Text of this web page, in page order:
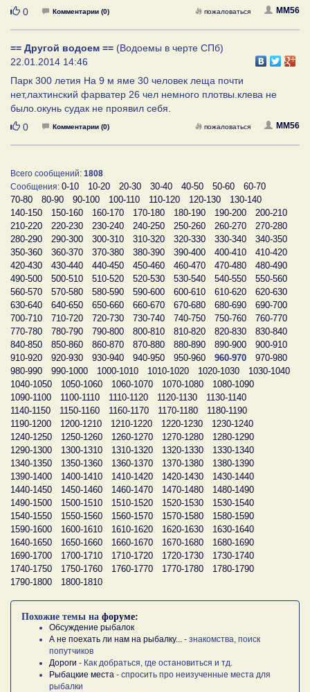
Нравится
0 Комментарии (0) MM56
пожаловаться
== Другой водоем == (Водоемы в черте СПб)
22.01.2014 14:46
Парк 300 летия На 9 м яме 30 человек леща почти
нет,лахтинский фарватер 26 чел немного плотвы.клева не
было.окунь судак не проявил себя.
Нравится
0 Комментарии (0) MM56
пожаловаться
Всего сообщений: 1808
Сообщения: 0-10 10-20 20-30 30-40 40-50 50-60
60-70
70-80
80-90 90-100 100-110 110-120 120-130
130-140
140-150
150-160 160-170 170-180 180-190 190-200
200-210
210-220
220-230 230-240 240-250 250-260 260-270
270-280
280-290
290-300 300-310 310-320 320-330 330-340
340-350
350-360
360-370 370-380 380-390 390-400 400-410
410-420
420-430
430-440 440-450 450-460 460-470 470-480
480-490
490-500
500-510 510-520 520-530 530-540 540-550
550-560
560-570
570-580 580-590 590-600 600-610 610-620
620-630
630-640
640-650 650-660 660-670 670-680 680-690
690-700
700-710
710-720 720-730 730-740 740-750 750-760
760-770
770-780
780-790 790-800 800-810 810-820 820-830
830-840
840-850
850-860 860-870 870-880 880-890 890-900
900-910
910-920
920-930 930-940 940-950 950-960 960-970
970-980
980-990
990-1000 1000-1010 1010-1020 1020-1030
1030-1040
1040-1050
1050-1060 1060-1070 1070-1080
1080-1090
1090-1100
1100-1110 1110-1120 1120-1130
1130-1140
1140-1150
1150-1160 1160-1170 1170-1180
1180-1190
1190-1200
1200-1210 1210-1220 1220-1230
1230-1240
1240-1250
1250-1260 1260-1270 1270-1280
1280-1290
1290-1300
1300-1310 1310-1320 1320-1330
1330-1340
1340-1350
1350-1360 1360-1370 1370-1380
1380-1390
1390-1400
1400-1410 1410-1420 1420-1430
1430-1440
1440-1450
1450-1460 1460-1470 1470-1480
1480-1490
1490-1500
1500-1510 1510-1520 1520-1530
1530-1540
1540-1550
1550-1560 1560-1570 1570-1580
1580-1590
1590-1600
1600-1610 1610-1620 1620-1630
1630-1640
1640-1650
1650-1660 1660-1670 1670-1680
1680-1690
1690-1700
1700-1710 1710-1720 1720-1730
1730-1740
1740-1750
1750-1760 1760-1770 1770-1780
1780-1790
1790-1800
1800-1810
Похожие темы на форуме:
Обсуждение рыбалок
А не поехать ли нам на рыбалку...
- знакомства, поиск
попутчиков
Дороги - Как добраться, где остановиться и тд.
Рыбацкие места - спросить про неизученные места для
рыбалки